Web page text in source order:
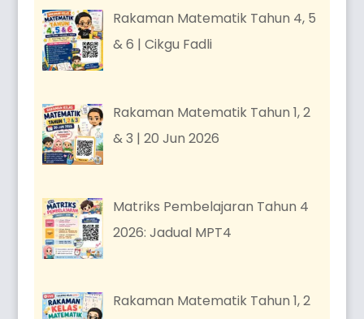
Rakaman Matematik Tahun 4, 5
& 6 | Cikgu Fadli
Rakaman Matematik Tahun 1, 2
& 3 | 20 Jun 2026
Matriks Pembelajaran Tahun 4
2026: Jadual MPT4
Rakaman Matematik Tahun 1, 2